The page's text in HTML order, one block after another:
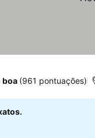
boa (961 pontuações)